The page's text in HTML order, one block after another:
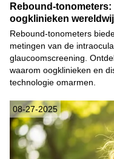
Rebound-
oogklinieken
Rebound-tonometers
metingen van de
glaucoomscreening.
waarom oogklinieken en
technologie omarmen.
08-27-2025